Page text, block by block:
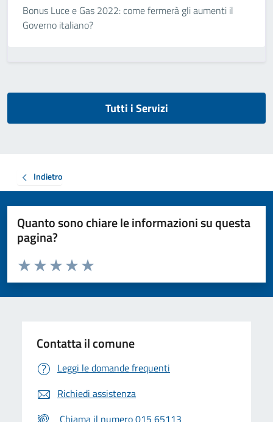
Bonus Luce e Gas 2022: come fermerà gli aumenti il
Governo italiano?
Tutti i Servizi
Indietro
Quanto sono chiare le informazioni su questa
pagina?
Valuta da 1 a 5 stelle la pagina
Valuta 5 stelle su 5
Valuta 4 stelle su 5
Valuta 3 stelle su 5
Valuta 2 stelle su 5
Valuta 1 stelle su 5
Contatta il comune
Leggi le domande frequenti
Richiedi assistenza
Chiama il numero 015 65113